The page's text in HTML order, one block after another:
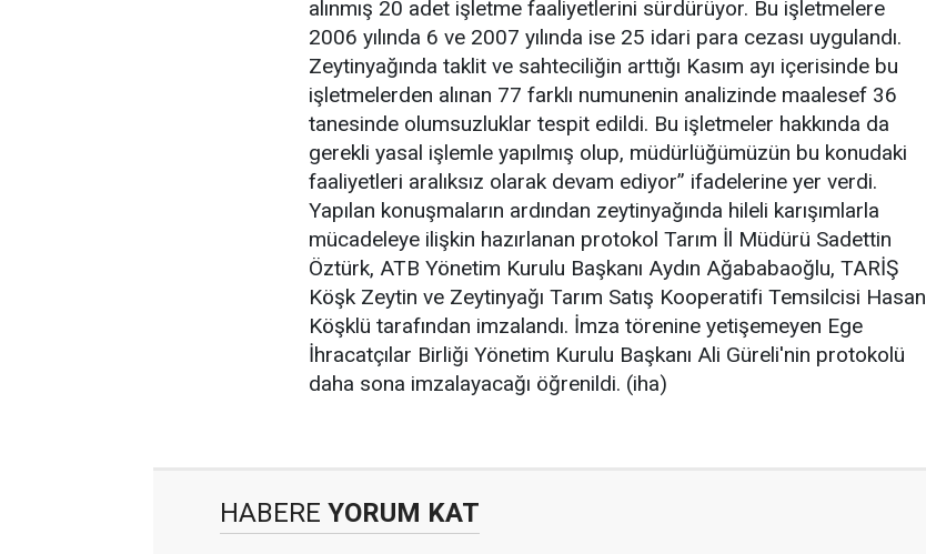
alınmış 20 adet işletme faaliyetlerini sürdürüyor. Bu işletmelere
2006 yılında 6 ve 2007 yılında ise 25 idari para cezası uygulandı.
Zeytinyağında taklit ve sahteciliğin arttığı Kasım ayı içerisinde bu
işletmelerden alınan 77 farklı numunenin analizinde maalesef 36
tanesinde olumsuzluklar tespit edildi. Bu işletmeler hakkında da
gerekli yasal işlemle yapılmış olup, müdürlüğümüzün bu konudaki
faaliyetleri aralıksız olarak devam ediyor” ifadelerine yer verdi.
Yapılan konuşmaların ardından zeytinyağında hileli karışımlarla
mücadeleye ilişkin hazırlanan protokol Tarım İl Müdürü Sadettin
Öztürk, ATB Yönetim Kurulu Başkanı Aydın Ağababaoğlu, TARİŞ
Köşk Zeytin ve Zeytinyağı Tarım Satış Kooperatifi Temsilcisi Hasan
Köşklü tarafından imzalandı. İmza törenine yetişemeyen Ege
İhracatçılar Birliği Yönetim Kurulu Başkanı Ali Güreli'nin protokolü
daha sona imzalayacağı öğrenildi. (iha)
HABERE YORUM KAT